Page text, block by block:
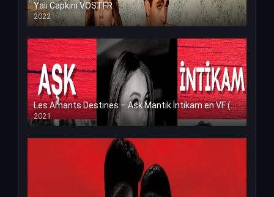
Yali Capkini VOSTFR
2022
Les Amants Destines – Ask Mantik İntikam en VF (Voix Francaise)
2021